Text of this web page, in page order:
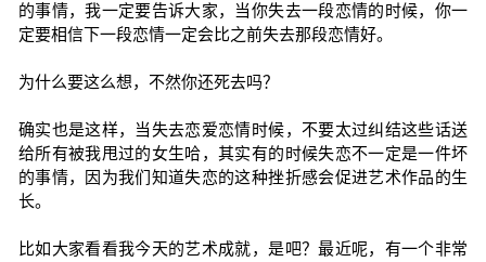
的事情，我一定要告诉大家，当你失去一段恋情的时候，你一
定要相信下一段恋情一定会比之前失去那段恋情好。
为什么要这么想，不然你还死去吗？
确实也是这样，当失去恋爱恋情时候，不要太过纠结这些话送
给所有被我甩过的女生哈，其实有的时候失恋不一定是一件坏
的事情，因为我们知道失恋的这种挫折感会促进艺术作品的生
长。
比如大家看看我今天的艺术成就，是吧？最近呢，有一个非常